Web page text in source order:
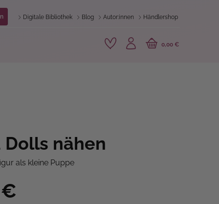
Digitale Bibliothek Blog Autor:innen Händlershop
0,00 €
Dolls nähen
als kleine Puppe